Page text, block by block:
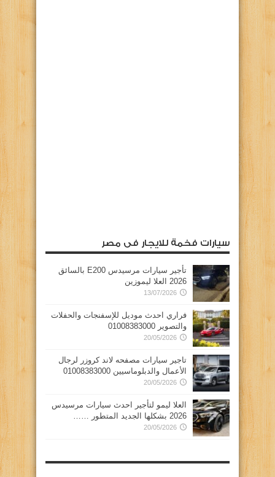
سيارات فخمة للايجار فى مصر
تأجير سيارات مرسيدس E200 بالسائق
2026 العلا ليموزين
13/07/2026
فراري احدث موديل للإسفنجات والحفلات
والتصوير 01008383000
20/05/2026
تاجير سيارات مصفحه لاند كروزر لرجال
الأعمال والدبلوماسيين 01008383000
20/05/2026
العلا ليمو لتأجير احدث سيارات مرسيدس
2026 بشكلها الجديد المتطور ……
20/05/2026